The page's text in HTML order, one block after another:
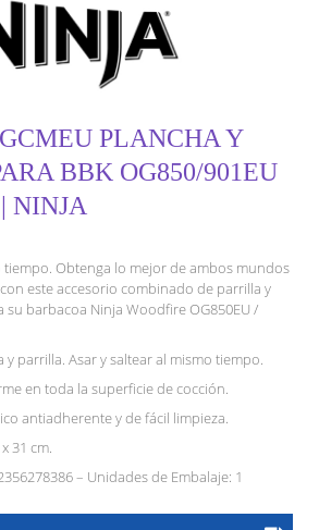
PLANCHA Y
BBK OG850/901EU
NINJA
tiempo. Obtenga lo mejor de ambos mundos
este accesorio combinado de parrilla y
su barbacoa Ninja Woodfire OG850EU /
y parrilla. Asar y saltear al mismo tiempo.
en toda la superficie de cocción.
antiadherente y de fácil limpieza.
31 cm.
– Unidades de Embalaje: 1